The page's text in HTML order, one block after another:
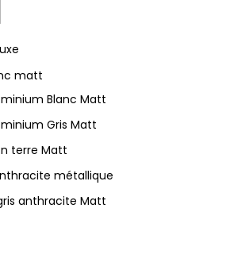
matt
Blanc Matt
Gris Matt
terre Matt
métallique
anthracite Matt